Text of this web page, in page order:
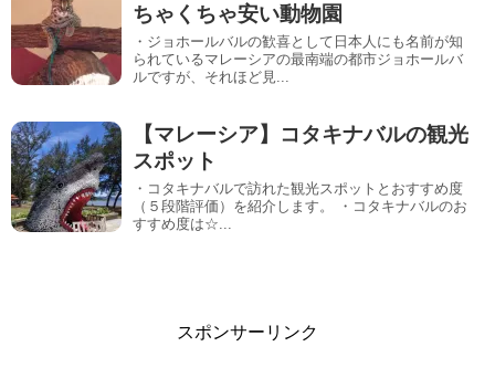
ちゃくちゃ安い動物園
・ジョホールバルの歓喜として日本人にも名前が知
られているマレーシアの最南端の都市ジョホールバ
ルですが、それほど見...
【マレーシア】コタキナバルの観光
スポット
・コタキナバルで訪れた観光スポットとおすすめ度
（５段階評価）を紹介します。 ・コタキナバルのお
すすめ度は☆...
スポンサーリンク